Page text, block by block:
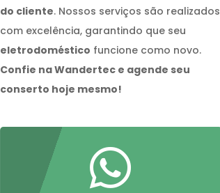
do cliente. Nossos serviços são realizados
com excelência, garantindo que seu
eletrodoméstico funcione como novo.
Confie na Wandertec e agende seu
conserto hoje mesmo!
